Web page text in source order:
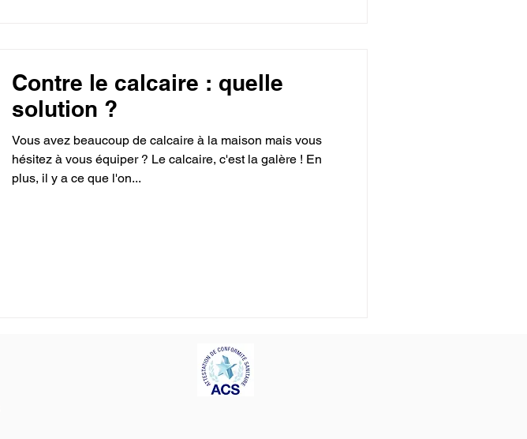
Contre le calcaire : quelle
solution ?
Vous avez beaucoup de calcaire à la maison mais vous
hésitez à vous équiper ? Le calcaire, c'est la galère ! En
plus, il y a ce que l'on...